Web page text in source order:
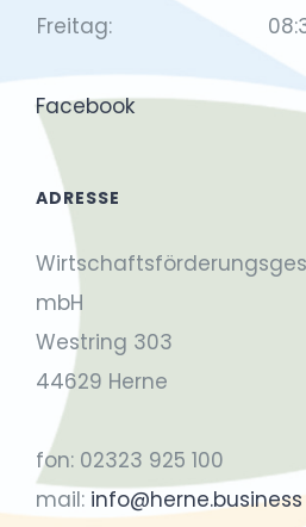
Freitag:
Facebook
ADRESSE
mbH
Westring 303
44629 Herne
fon: 02323 925 100
mail: info@herne.business